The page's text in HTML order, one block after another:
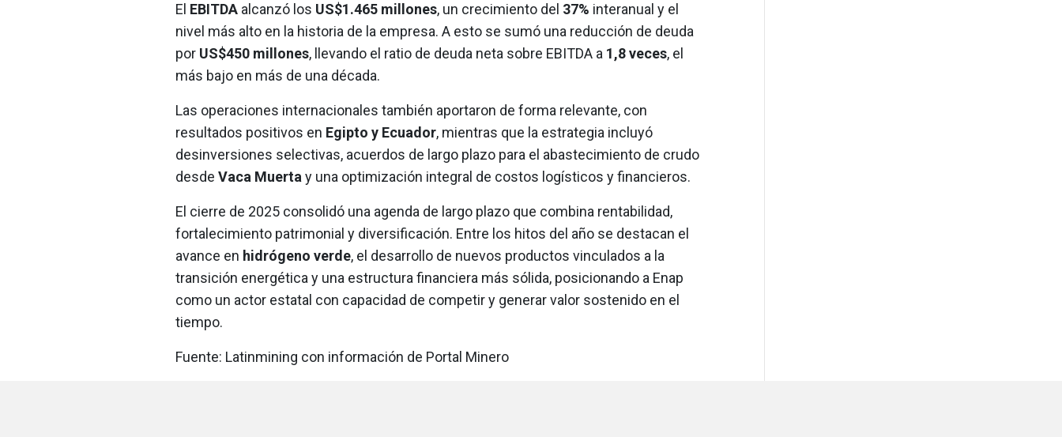
El EBITDA alcanzó los US$1.465 millones, un crecimiento del 37% interanual y el
nivel más alto en la historia de la empresa. A esto se sumó una reducción de deuda
por US$450 millones, llevando el ratio de deuda neta sobre EBITDA a 1,8 veces, el
más bajo en más de una década.
Las operaciones internacionales también aportaron de forma relevante, con
resultados positivos en Egipto y Ecuador, mientras que la estrategia incluyó
desinversiones selectivas, acuerdos de largo plazo para el abastecimiento de crudo
desde Vaca Muerta y una optimización integral de costos logísticos y financieros.
El cierre de 2025 consolidó una agenda de largo plazo que combina rentabilidad,
fortalecimiento patrimonial y diversificación. Entre los hitos del año se destacan el
avance en hidrógeno verde, el desarrollo de nuevos productos vinculados a la
transición energética y una estructura financiera más sólida, posicionando a Enap
como un actor estatal con capacidad de competir y generar valor sostenido en el
tiempo.
Fuente: Latinmining con información de Portal Minero